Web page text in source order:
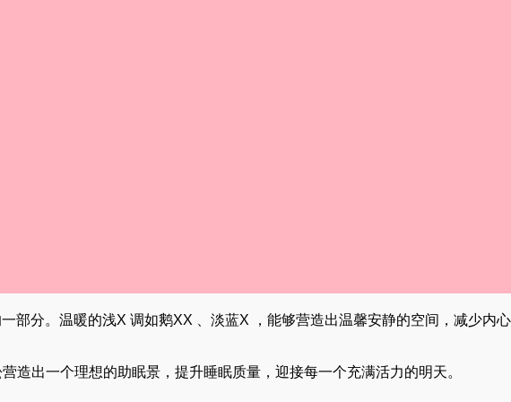
部分。温暖的浅X 调如鹅XX 、淡蓝X ，能够营造出温馨安静的空间，减少内
造出一个理想的助眠景，提升睡眠质量，迎接每一个充满活力的明天。